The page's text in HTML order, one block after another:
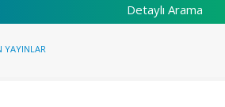
Detaylı Arama
YAYINLAR